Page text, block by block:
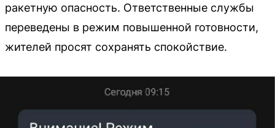
ракетную опасность. Ответственные службы
переведены в режим повышенной готовности,
жителей просят сохранять спокойствие.